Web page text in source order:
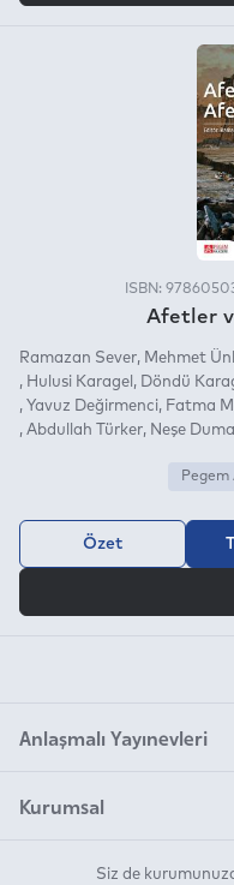
ISBN:
Afetler
Ramazan Sever Mehmet
Hulusi Karagel
Döndü
Yavuz Değirmenci
Fatma
Abdullah Türker
Neşe
Pegem
Özet
Anlaşmalı Yayınevleri
Kurumsal
Siz de